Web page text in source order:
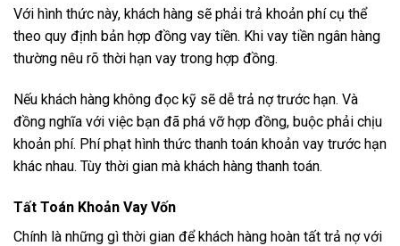
Với hình thức này, khách hàng sẽ phải trả khoản phí cụ thể
theo quy định bản hợp đồng vay tiền. Khi vay tiền ngân hàng
thường nêu rõ thời hạn vay trong hợp đồng.
Nếu khách hàng không đọc kỹ sẽ dễ trả nợ trước hạn. Và
đồng nghĩa với việc bạn đã phá vỡ hợp đồng, buộc phải chịu
khoản phí. Phí phạt hình thức thanh toán khoản vay trước hạn
khác nhau. Tùy thời gian mà khách hàng thanh toán.
Tất Toán Khoản Vay Vốn
Chính là những gì thời gian để khách hàng hoàn tất trả nợ với